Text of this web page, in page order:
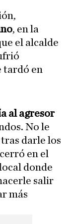
, en la
el alcalde
tardó en
al agresor
No le
darle los
en el
donde
salir
más